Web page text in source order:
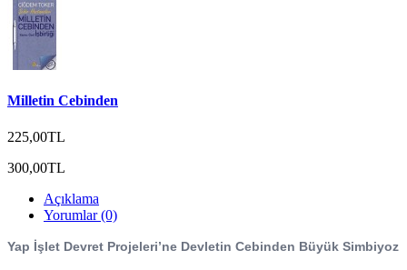
Milletin Cebinden
225,00TL
300,00TL
Açıklama
Yorumlar (0)
Yap İşlet Devret Projeleri’ne Devletin Cebinden Büyük Simbiyoz